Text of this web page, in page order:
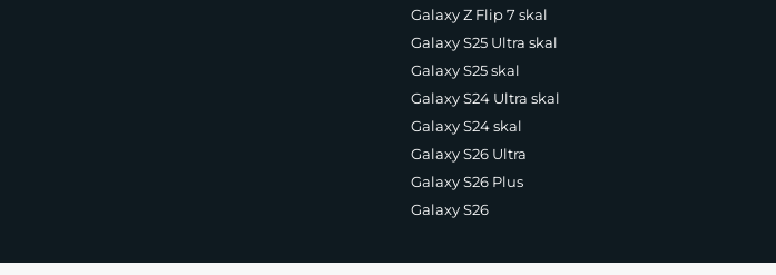
Galaxy Z Flip 7 skal
Galaxy S25 Ultra skal
Galaxy S25 skal
Galaxy S24 Ultra skal
Galaxy S24 skal
Galaxy S26 Ultra
Galaxy S26 Plus
Galaxy S26